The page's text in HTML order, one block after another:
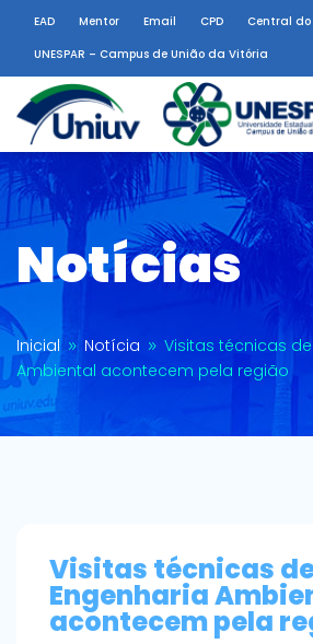
EAD Mentor Email CPD
Central
UNESPAR – Campus de União da Vitória
Notícias
Inicial 9 Notícia 9 Visitas técnicas
Ambiental acontecem pela região
Visitas técnicas
Engenharia
acontecem pela